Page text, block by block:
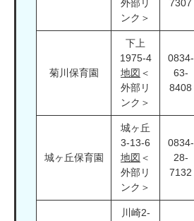
外部リ
ンク＞
7307
菊川保育園
下上
1975-4
地図 ＜
外部リ
ンク＞
0834-
63-
8408
城ヶ丘保育園
城ヶ丘
3-13-6
地図 ＜
外部リ
ンク＞
0834-
28-
7132
川崎2-